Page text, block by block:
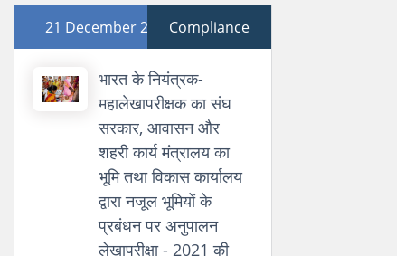
21 December 2021Compliance
भारत के नियंत्रक-
महालेखापरीक्षक का संघ
सरकार, आवासन और
शहरी कार्य मंत्रालय का
भूमि तथा विकास कार्यालय
द्वारा नजूल भूमियों के
प्रबंधन पर अनुपालन
लेखापरीक्षा - 2021 की